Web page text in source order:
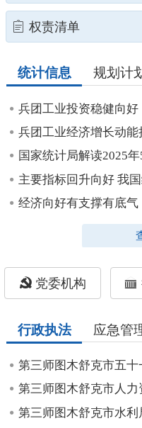
权责清单
统计信息 规划计
兵团工业投资稳健向好
兵团工业经济增长动能
国家统计局解读2025
主要指标回升向好 我
经济向好有支撑有底气
党委机构
行政执法 应急管
第三师图木舒克市五十
第三师图木舒克市人力
第三师图木舒克市水利